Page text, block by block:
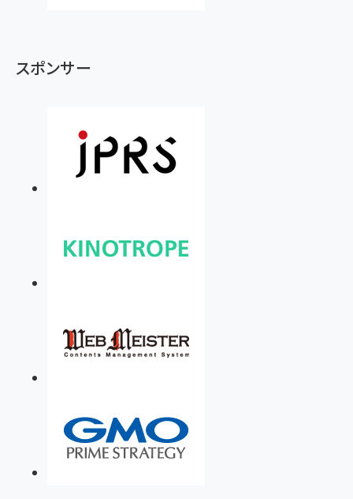
スポンサー